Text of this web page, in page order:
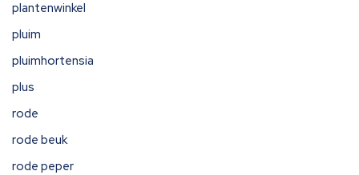
plantenwinkel
pluim
pluimhortensia
plus
rode
rode beuk
rode peper